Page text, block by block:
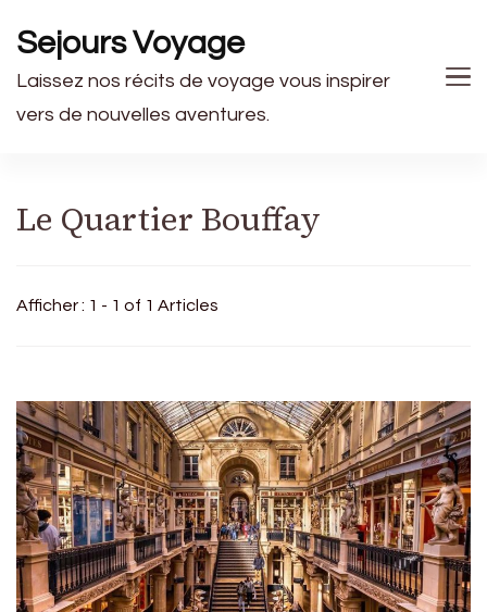
Sejours Voyage
Laissez nos récits de voyage vous inspirer
vers de nouvelles aventures.
Le Quartier Bouffay
Afficher : 1 - 1 of 1 Articles